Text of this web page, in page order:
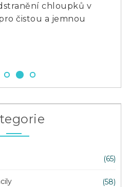
chloupků v
čistou a jemnou
(65)
(58)